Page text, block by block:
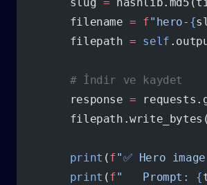
        filename
= f"hero- {
        filepath
= self
        # İndir ve kaydet
        response
=
        print
(f"✅ Hero
        print
(f"   Prompt: {